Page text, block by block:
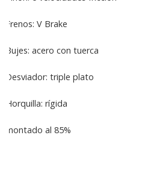
Frenos: V Brake
Bujes: acero con tuerca
Desviador: triple plato
Horquilla: rígida
montado al 85%